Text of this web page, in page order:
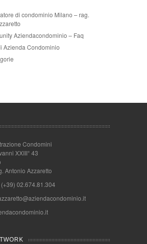
di condominio Milano – rag.
Aziendacondominio – Faq
Azienda Condominio
Condomini
XXIII° 43
Antonio Azzaretto
02.674.81.304